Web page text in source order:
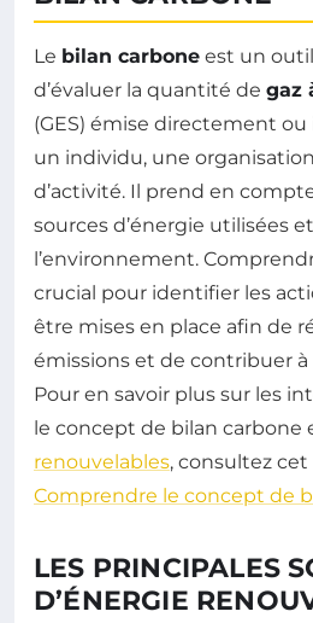
Le bilan carbone est un
d’évaluer la quantité de gaz
(GES) émise directement
un individu, une
d’activité. Il prend en
sources d’énergie utilisées
l’environnement.
crucial pour identifier les
être mises en place afin de
émissions et de contribuer
Pour en savoir plus sur les
le concept de bilan carbone
renouvelables, consultez cet
Comprendre le concept de
LES PRINCIPALES
D’ÉNERGIE